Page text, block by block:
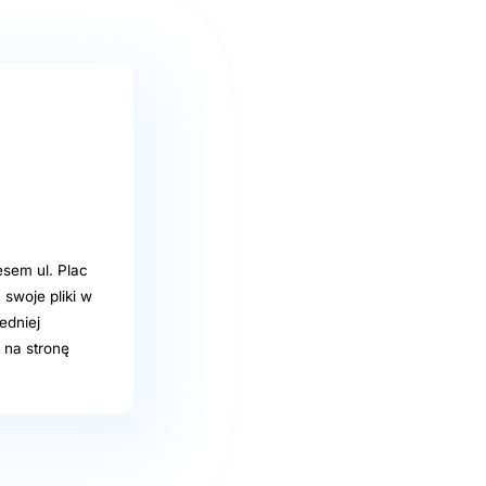
ul. Plac
swoje pliki w
na stronę